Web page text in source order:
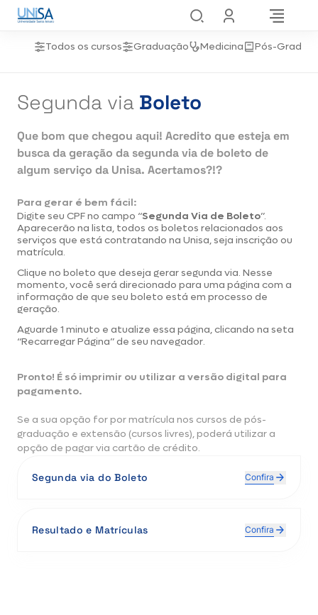
Todos os cursos Graduação Medicina Pós-
Segunda via Boleto
Que bom que chegou aqui! Acredito que esteja em
busca da geração da segunda via de boleto de
algum serviço da Unisa. Acertamos?!?
Para gerar é bem fácil:
Digite seu CPF no campo “Segunda Via de Boleto”.
Aparecerão na lista, todos os boletos relacionados aos
serviços que está contratando na Unisa, seja inscrição ou
matrícula.
Clique no boleto que deseja gerar segunda via. Nesse
momento, você será direcionado para uma página com a
informação de que seu boleto está em processo de
geração.
Aguarde 1 minuto e atualize essa página, clicando na seta
“Recarregar Página” de seu navegador.
Pronto! É só imprimir ou utilizar a versão digital para
pagamento.
Se a sua opção for por matrícula nos cursos de pós-
graduação e extensão (cursos livres), poderá utilizar a
opção de pagar via cartão de crédito.
Segunda via do Boleto Confira
Resultado e Matrículas Confira